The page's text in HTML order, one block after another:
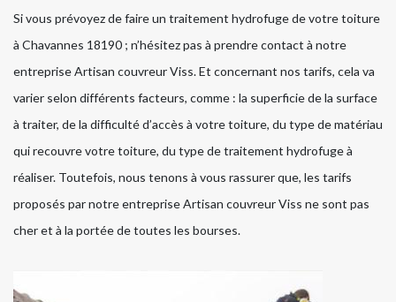
Si vous prévoyez de faire un traitement hydrofuge de votre toiture
à Chavannes 18190 ; n’hésitez pas à prendre contact à notre
entreprise Artisan couvreur Viss. Et concernant nos tarifs, cela va
varier selon différents facteurs, comme : la superficie de la surface
à traiter, de la difficulté d’accès à votre toiture, du type de matériau
qui recouvre votre toiture, du type de traitement hydrofuge à
réaliser. Toutefois, nous tenons à vous rassurer que, les tarifs
proposés par notre entreprise Artisan couvreur Viss ne sont pas
cher et à la portée de toutes les bourses.